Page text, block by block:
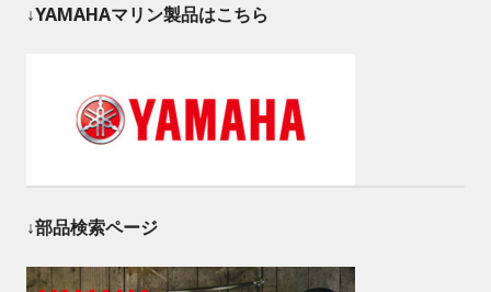
↓YAMAHAマリン製品はこちら
↓部品検索ページ